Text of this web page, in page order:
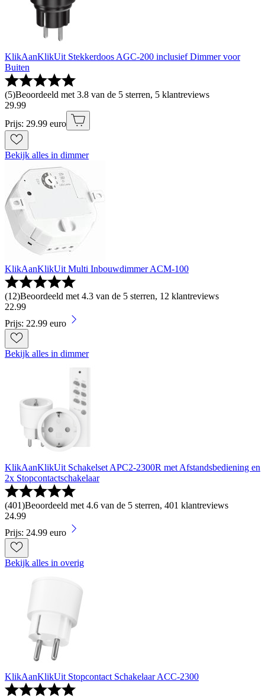
KlikAanKlikUit Stekkerdoos AGC-200 inclusief Dimmer voor
Buiten
(5)Beoordeeld met 3.8 van de 5 sterren, 5 klantreviews
29.99
Prijs: 29.99 euro
Bekijk alles in dimmer
KlikAanKlikUit Multi Inbouwdimmer ACM-100
(12)Beoordeeld met 4.3 van de 5 sterren, 12 klantreviews
22.99
Prijs: 22.99 euro
Bekijk alles in dimmer
KlikAanKlikUit Schakelset APC2-2300R met Afstandsbediening en
2x Stopcontactschakelaar
(401)Beoordeeld met 4.6 van de 5 sterren, 401 klantreviews
24.99
Prijs: 24.99 euro
Bekijk alles in overig
KlikAanKlikUit Stopcontact Schakelaar ACC-2300